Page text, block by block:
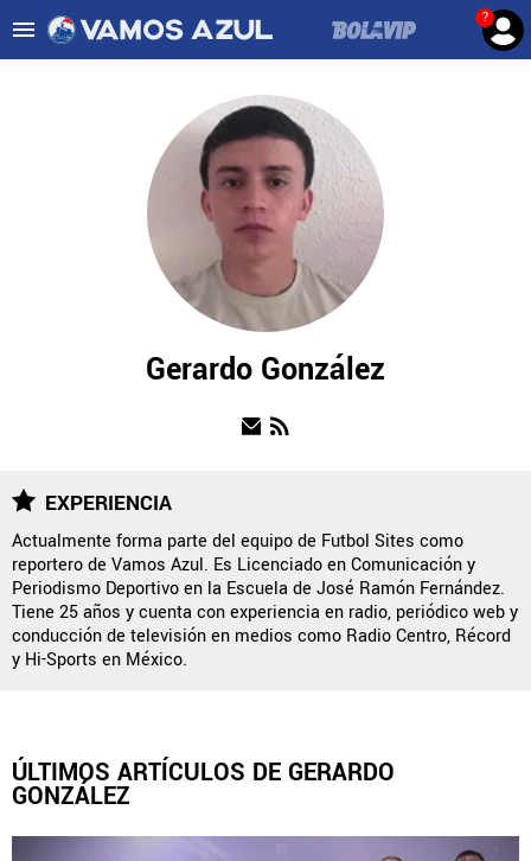
?
FUERZAS BÁSICAS
QUIENES SOMOS | STAFF | CONTACTO
el sitio oficialhaz click aquí
Gerardo González
EXPERIENCIA
Actualmente forma parte del equipo de Futbol Sites como
reportero de Vamos Azul. Es Licenciado en Comunicación y
Periodismo Deportivo en la Escuela de José Ramón Fernández.
Tiene 25 años y cuenta con experiencia en radio, periódico web y
conducción de televisión en medios como Radio Centro, Récord
y Hi-Sports en México.
ÚLTIMOS ARTÍCULOS DE GERARDO
GONZÁLEZ